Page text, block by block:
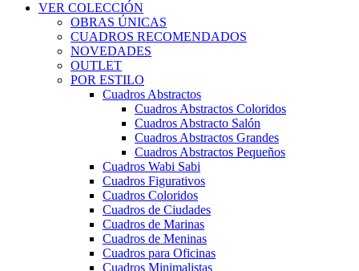
VER COLECCIÓN
OBRAS ÚNICAS
CUADROS RECOMENDADOS
NOVEDADES
OUTLET
POR ESTILO
Cuadros Abstractos
Cuadros Abstractos Coloridos
Cuadros Abstracto Salón
Cuadros Abstractos Grandes
Cuadros Abstractos Pequeños
Cuadros Wabi Sabi
Cuadros Figurativos
Cuadros Coloridos
Cuadros de Ciudades
Cuadros de Marinas
Cuadros de Meninas
Cuadros para Oficinas
Cuadros Minimalistas